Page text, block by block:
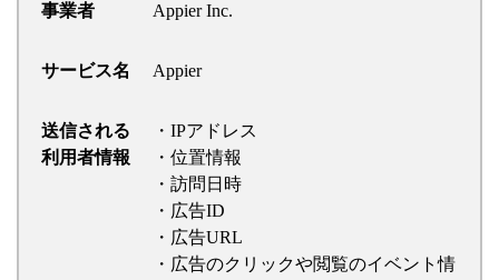
事業者 Appier Inc.
サービス名 Appier
送信される
利用者情報
・IPアドレス
・位置情報
・訪問日時
・広告ID
・広告URL
・広告のクリックや閲覧のイベント情